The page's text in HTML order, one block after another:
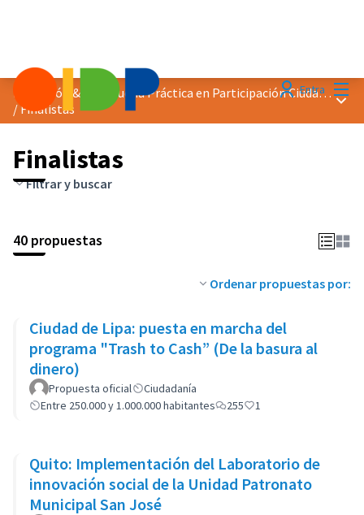
EntraDistinción &quot;Buena Práctica en Participación Ciudadana&quot; 2023
/Finalistas
Finalistas
Filtrar y buscar
40 propuestas
Ordenar propuestas por:
Ciudad de Lipa: puesta en marcha del
programa "Trash to Cash” (De la basura al
dinero)
Propuesta oficial
Ciudadanía
Entre 250.000 y 1.000.000 habitantes
255 1
Quito: Implementación del Laboratorio de
innovación social de la Unidad Patronato
Municipal San José